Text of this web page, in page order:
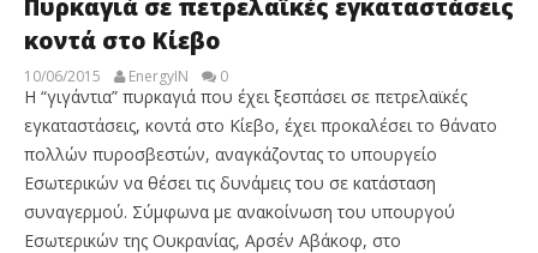
Πυρκαγιά σε πετρελαϊκές εγκαταστάσεις
κοντά στο Κίεβο
10/06/2015 EnergyIN 0
Η “γιγάντια” πυρκαγιά που έχει ξεσπάσει σε πετρελαϊκές
εγκαταστάσεις, κοντά στο Κίεβο, έχει προκαλέσει το θάνατο
πολλών πυροσβεστών, αναγκάζοντας το υπουργείο
Εσωτερικών να θέσει τις δυνάμεις του σε κατάσταση
συναγερμού. Σύμφωνα με ανακοίνωση του υπουργού
Εσωτερικών της Ουκρανίας, Αρσέν Αβάκοφ, στο